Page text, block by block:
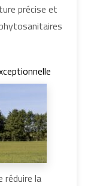
précise et
réduire la